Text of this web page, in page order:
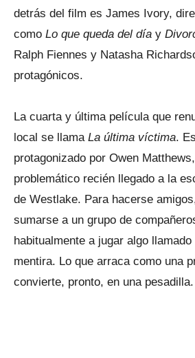
detrás del film es James Ivory,
como Lo que queda del día y
Ralph Fiennes y Natasha
protagónicos.
La cuarta y última película que
local se llama La última víctima.
protagonizado por Owen
problemático recién llegado a la
de Westlake. Para hacerse
sumarse a un grupo de
habitualmente a jugar algo
mentira. Lo que arraca como una
convierte, pronto, en una pesadilla.